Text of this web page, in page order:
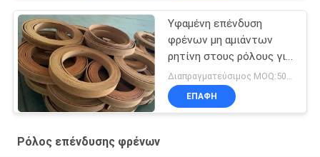
Υφαμένη επένδυση
φρένων μη αμιάντων
ρητίνη στους ρόλους για
το ρόλο επένδυσης
φρένων θαλασσίων
βαρούλκων
Διαπραγματεύσιμος MOQ:500 κλ
ΕΠΑΦΉ
Ρόλος επένδυσης φρένων